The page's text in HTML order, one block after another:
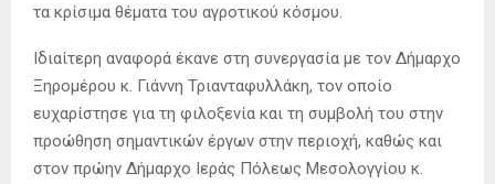
τα κρίσιμα θέματα του αγροτικού κόσμου.
Ιδιαίτερη αναφορά έκανε στη συνεργασία με τον Δήμαρχο
Ξηρομέρου κ. Γιάννη Τριανταφυλλάκη, τον οποίο
ευχαρίστησε για τη φιλοξενία και τη συμβολή του στην
προώθηση σημαντικών έργων στην περιοχή, καθώς και
στον πρώην Δήμαρχο Ιεράς Πόλεως Μεσολογγίου κ.